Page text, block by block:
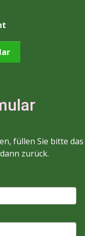
füllen Sie bitte das
zurück.